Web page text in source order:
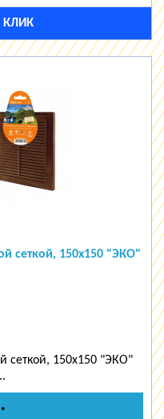
КЛИК
сеткой, 150х150 "ЭКО"
сеткой, 150х150 "ЭКО"